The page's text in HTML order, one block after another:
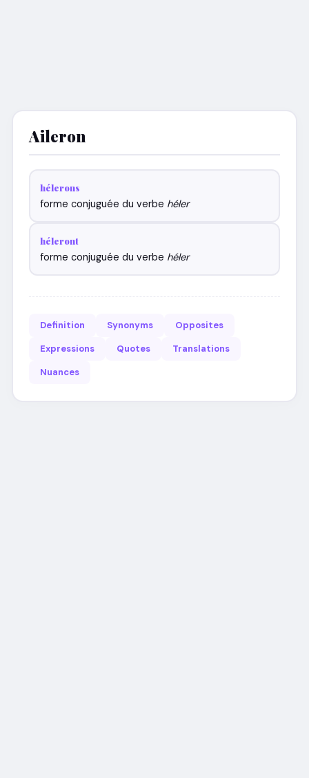
Aileron
hélerons
forme conjuguée du verbe héler
héleront
forme conjuguée du verbe héler
Definition Synonyms
Opposites
Expressions
Quotes
Translations
Nuances